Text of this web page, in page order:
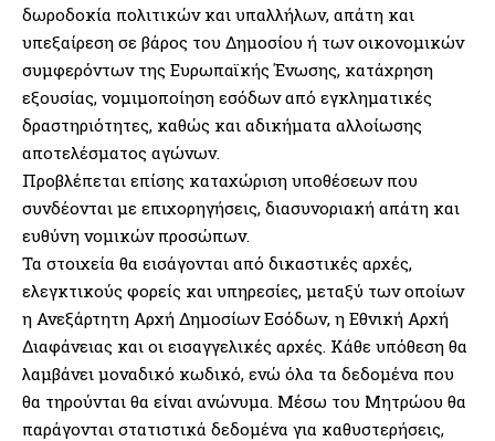
δωροδοκία πολιτικών και υπαλλήλων, απάτη και
υπεξαίρεση σε βάρος του Δημοσίου ή των οικονομικών
συμφερόντων της Ευρωπαϊκής Ένωσης, κατάχρηση
εξουσίας, νομιμοποίηση εσόδων από εγκληματικές
δραστηριότητες, καθώς και αδικήματα αλλοίωσης
αποτελέσματος αγώνων.
Προβλέπεται επίσης καταχώριση υποθέσεων που
συνδέονται με επιχορηγήσεις, διασυνοριακή απάτη και
ευθύνη νομικών προσώπων.
Τα στοιχεία θα εισάγονται από δικαστικές αρχές,
ελεγκτικούς φορείς και υπηρεσίες, μεταξύ των οποίων
η Ανεξάρτητη Αρχή Δημοσίων Εσόδων, η Εθνική Αρχή
Διαφάνειας και οι εισαγγελικές αρχές. Κάθε υπόθεση θα
λαμβάνει μοναδικό κωδικό, ενώ όλα τα δεδομένα που
θα τηρούνται θα είναι ανώνυμα. Μέσω του Μητρώου θα
παράγονται στατιστικά δεδομένα για καθυστερήσεις,